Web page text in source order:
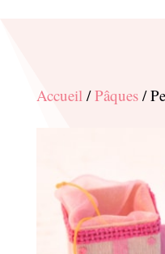
Accueil/Pâques/